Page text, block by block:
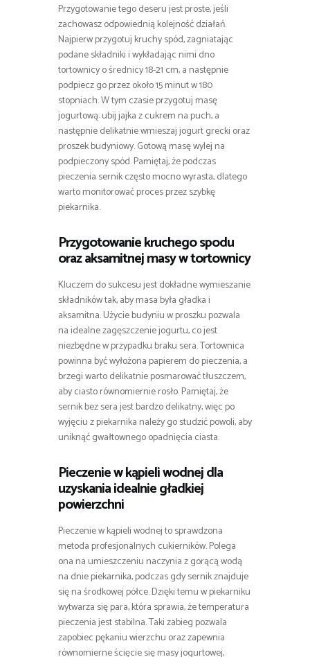
Przygotowanie tego deseru jest proste, jeśli
zachowasz odpowiednią kolejność działań.
Najpierw przygotuj kruchy spód, zagniatając
podane składniki i wykładając nimi dno
tortownicy o średnicy 18-21 cm, a następnie
podpiecz go przez około 15 minut w 180
stopniach. W tym czasie przygotuj masę
jogurtową: ubij jajka z cukrem na puch, a
następnie delikatnie wmieszaj jogurt grecki oraz
proszek budyniowy. Gotową masę wylej na
podpieczony spód. Pamiętaj, że podczas
pieczenia sernik często mocno wyrasta, dlatego
warto monitorować proces przez szybkę
piekarnika.
Przygotowanie kruchego spodu
oraz aksamitnej masy w tortownicy
Kluczem do sukcesu jest dokładne wymieszanie
składników tak, aby masa była gładka i
aksamitna. Użycie budyniu w proszku pozwala
na idealne zagęszczenie jogurtu, co jest
niezbędne w przypadku braku sera. Tortownica
powinna być wyłożona papierem do pieczenia, a
brzegi warto delikatnie posmarować tłuszczem,
aby ciasto równomiernie rosło. Pamiętaj, że
sernik bez sera jest bardzo delikatny, więc po
wyjęciu z piekarnika należy go studzić powoli, aby
uniknąć gwałtownego opadnięcia ciasta.
Pieczenie w kąpieli wodnej dla
uzyskania idealnie gładkiej
powierzchni
Pieczenie w kąpieli wodnej to sprawdzona
metoda profesjonalnych cukierników. Polega
ona na umieszczeniu naczynia z gorącą wodą
na dnie piekarnika, podczas gdy sernik znajduje
się na środkowej półce. Dzięki temu w piekarniku
wytwarza się para, która sprawia, że temperatura
pieczenia jest stabilna. Taki zabieg pozwala
zapobiec pękaniu wierzchu oraz zapewnia
równomierne ścięcie się masy jogurtowej,